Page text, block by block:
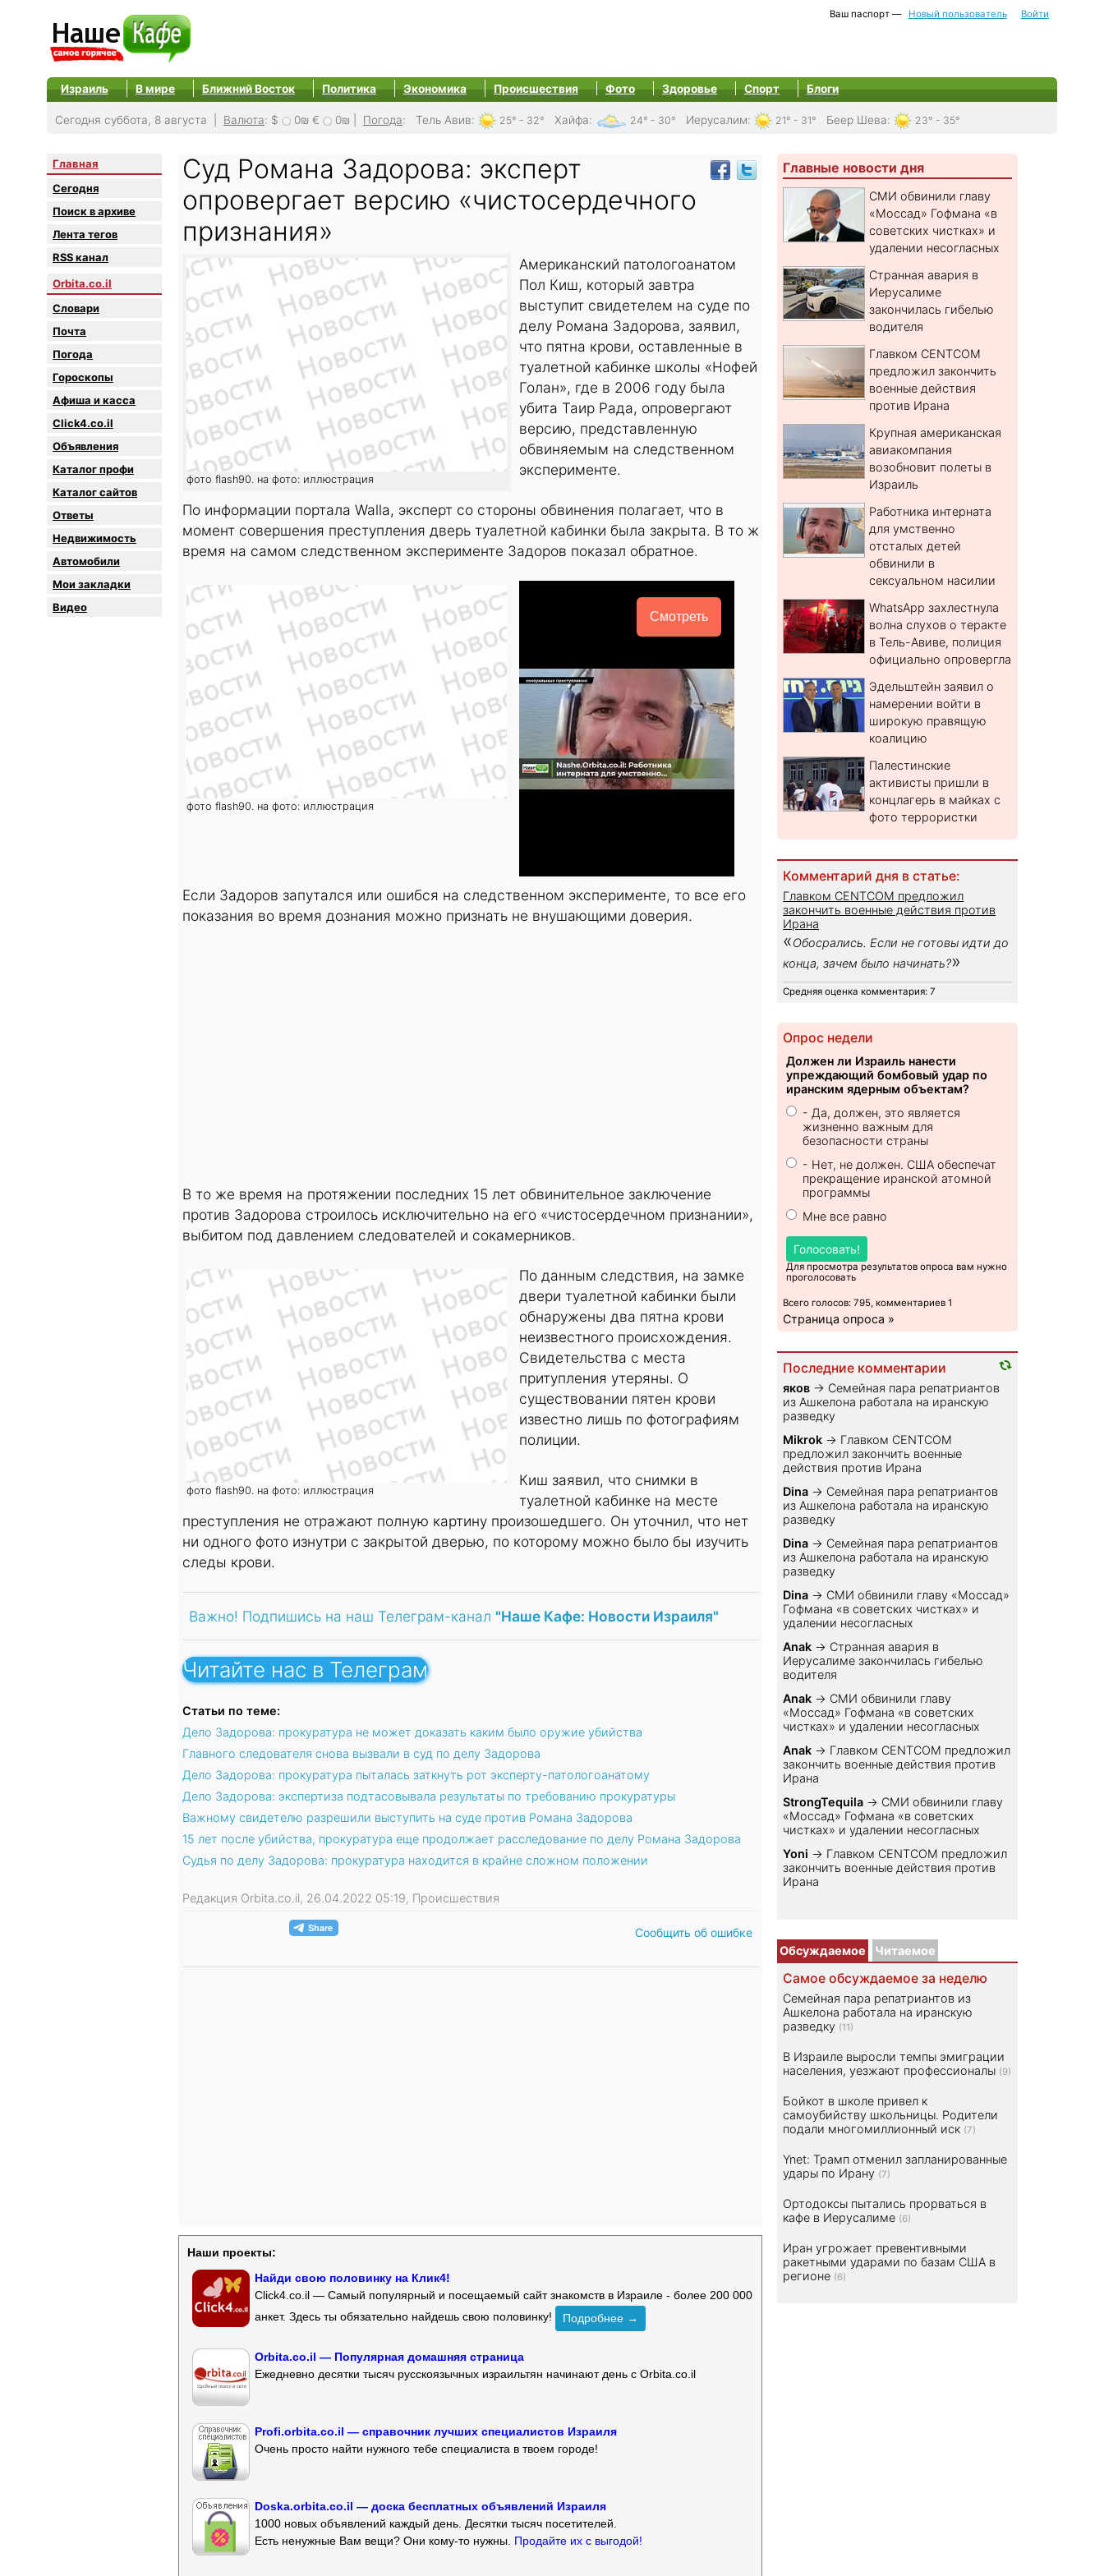
Ваш паспорт — Новый пользователь Войти
Израиль В мире Ближний Восток Политика Экономика Происшествия Фото Здоровье Спорт Блоги
Сегодня суббота, 8 августа | Валюта: $ 0₪ € 0₪ Погода: Тель Авив: 25° - 32° Хайфа: 24° - 30° Иерусалим: 21° - 31° Беер Шева: 23° - 35°
Главная
Сегодня
Поиск в архиве
Лента тегов
RSS канал
Orbita.co.il
Словари
Почта
Погода
Гороскопы
Афиша и касса
Click4.co.il
Объявления
Каталог профи
Каталог сайтов
Oтветы
Недвижимость
Автомобили
Мои закладки
Видео
Суд Романа Задорова: эксперт
опровергает версию «чистосердечного
признания»
фото flash90. на фото: иллюстрация
Американский патологоанатом
Пол Киш, который завтра
выступит свидетелем на суде по
делу Романа Задорова, заявил,
что пятна крови, оставленные в
туалетной кабинке школы «Нофей
Голан», где в 2006 году была
убита Таир Рада, опровергают
версию, представленную
обвиняемым на следственном
эксперименте.
По информации портала Walla, эксперт со стороны обвинения полагает, что в
момент совершения преступления дверь туалетной кабинки была закрыта. В то ж
время на самом следственном эксперименте Задоров показал обратное.
фото flash90. на фото: иллюстрация
Смотреть
Если Задоров запутался или ошибся на следственном эксперименте, то все его
показания во время дознания можно признать не внушающими доверия.
В то же время на протяжении последних 15 лет обвинительное заключение
против Задорова строилось исключительно на его «чистосердечном признании»,
выбитом под давлением следователей и сокамерников.
фото flash90. на фото: иллюстрация
По данным следствия, на замке
двери туалетной кабинки были
обнаружены два пятна крови
неизвестного происхождения.
Свидетельства с места
притупления утеряны. О
существовании пятен крови
известно лишь по фотографиям
полиции.
Киш заявил, что снимки в
туалетной кабинке на месте
преступления не отражают полную картину произошедшего. Он уточнил, что нет
ни одного фото изнутри с закрытой дверью, по которому можно было бы изучить
следы крови.
Важно! Подпишись на наш Телеграм-канал "Наше Кафе: Новости Израиля"
Читайте нас в Телеграм
Статьи по теме:
Дело Задорова: прокуратура не может доказать каким было оружие убийства
Главного следователя снова вызвали в суд по делу Задорова
Дело Задорова: прокуратура пыталась заткнуть рот эксперту-патологоанатому
Дело Задорова: экспертиза подтасовывала результаты по требованию прокуратуры
Важному свидетелю разрешили выступить на суде против Романа Задорова
15 лет после убийства, прокуратура еще продолжает расследование по делу Романа Задорова
Судья по делу Задорова: прокуратура находится в крайне сложном положении
Редакция Orbita.co.il, 26.04.2022 05:19, Происшествия
Сообщить об ошибке
Наши проекты:
Найди свою половинку на Клик4!
Click4.co.il — Самый популярный и посещаемый сайт знакомств в Израиле - более 200 000
анкет. Здесь ты обязательно найдешь свою половинку!
Подробнее →
Orbita.co.il — Популярная домашняя страница
Ежедневно десятки тысяч русскоязычных израильтян начинают день с Orbita.co.il
Profi.orbita.co.il — справочник лучших специалистов Израиля
Очень просто найти нужного тебе специалиста в твоем городе!
Doska.orbita.co.il — доска бесплатных объявлений Израиля
1000 новых объявлений каждый день. Десятки тысяч посетителей.
Есть ненужные Вам вещи? Они кому-то нужны. Продайте их с выгодой!
Главные новости дня
СМИ обвинили главу
«Моссад» Гофмана «в
советских чистках» и
удалении несогласных
Странная авария в
Иерусалиме
закончилась гибелью
водителя
Главком CENTCOM
предложил закончить
военные действия
против Ирана
Крупная американская
авиакомпания
возобновит полеты в
Израиль
Работника интерната
для умственно
отсталых детей
обвинили в
сексуальном насилии
WhatsApp захлестнула
волна слухов о теракте
в Тель-Авиве, полиция
официально опровергла
Эдельштейн заявил о
намерении войти в
широкую правящую
коалицию
Палестинские
активисты пришли в
концлагерь в майках с
фото террористки
Комментарий дня в статье:
Главком CENTCOM предложил
закончить военные действия против
Ирана
«Обосрались. Если не готовы идти до
конца, зачем было начинать?»
Средняя оценка комментария: 7
Опрос недели
Должен ли Израиль нанести
упреждающий бомбовый удар по
иранским ядерным объектам?
- Да, должен, это является
жизненно важным для
безопасности страны
- Нет, не должен. США обеспечат
прекращение иранской атомной
программы
Мне все равно
Голосовать!
Для просмотра результатов опроса вам нужно
проголосовать
Всего голосов: 795, комментариев 1
Страница опроса »
Последние комментарии
яков → Семейная пара репатриантов
из Ашкелона работала на иранскую
разведку
Mikrok → Главком CENTCOM
предложил закончить военные
действия против Ирана
Dina → Семейная пара репатриантов
из Ашкелона работала на иранскую
разведку
Dina → Семейная пара репатриантов
из Ашкелона работала на иранскую
разведку
Dina → СМИ обвинили главу «Моссад»
Гофмана «в советских чистках» и
удалении несогласных
Anak → Странная авария в
Иерусалиме закончилась гибелью
водителя
Anak → СМИ обвинили главу
«Моссад» Гофмана «в советских
чистках» и удалении несогласных
Anak → Главком CENTCOM предложил
закончить военные действия против
Ирана
StrongTequila → СМИ обвинили главу
«Моссад» Гофмана «в советских
чистках» и удалении несогласных
Yoni → Главком CENTCOM предложил
закончить военные действия против
Ирана
Обсуждаемое Читаемое
Самое обсуждаемое за неделю
Семейная пара репатриантов из
Ашкелона работала на иранскую
разведку (11)
В Израиле выросли темпы эмиграции
населения, уезжают профессионалы (9)
Бойкот в школе привел к
самоубийству школьницы. Родители
подали многомиллионный иск (7)
Ynet: Трамп отменил запланированные
удары по Ирану (7)
Ортодоксы пытались прорваться в
кафе в Иерусалиме (6)
Иран угрожает превентивными
ракетными ударами по базам США в
регионе (6)